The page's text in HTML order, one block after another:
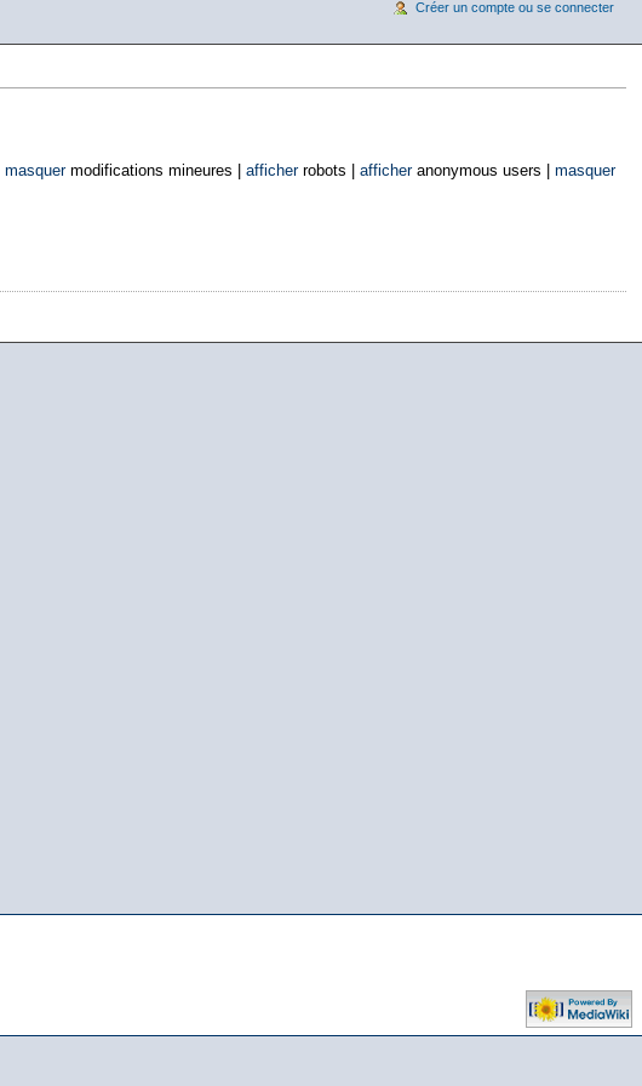
masquermodifications mineures | afficherrobots | afficheranonymous users | masquer
Créer un compte ou se connecter